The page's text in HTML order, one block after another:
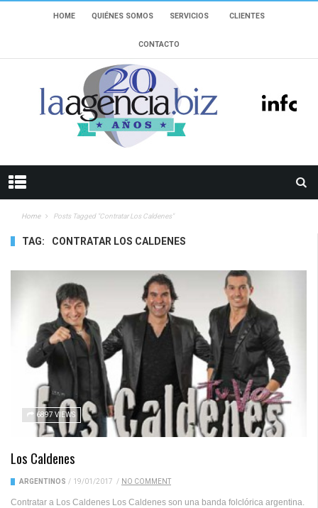
HOME QUIÉNES SOMOS SERVICIOS CLIENTES
CONTACTO
Home Posts Tagged "Contratar Los Caldenes"
TAG: CONTRATAR LOS CALDENES
6897 VIEWS
Los Caldenes
ARGENTINOS / 19/01/2017 / NO COMMENT
Contratar a Los Caldenes Los Caldenes son una banda folclórica argentina.